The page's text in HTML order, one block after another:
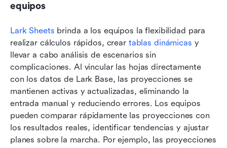
equipos
Lark Sheets brinda a los equipos la flexibilidad para
realizar cálculos rápidos, crear tablas dinámicas y
llevar a cabo análisis de escenarios sin
complicaciones. Al vincular las hojas directamente
con los datos de Lark Base, las proyecciones se
mantienen activas y actualizadas, eliminando la
entrada manual y reduciendo errores. Los equipos
pueden comparar rápidamente las proyecciones con
los resultados reales, identificar tendencias y ajustar
planes sobre la marcha. Por ejemplo, las proyecciones